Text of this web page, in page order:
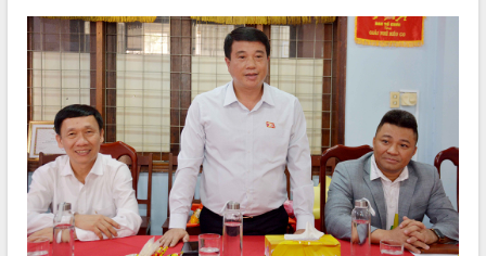
Lễ truy tặng danh hiệu “Bà Mẹ Việt
Nam Anh hùng” và trao Huân chương
Lao động
UBND tỉnh Đắk Lắk triển khai nhiệm
vụ 6 tháng cuối năm 2026
Kỳ họp thứ Hai, Hội đồng nhân dân
tỉnh khóa XI quyết nghị nhiều nội dung
quan trọng
Bí thư Tỉnh ủy Lương Nguyễn Minh
Triết thăm, tặng quà người có công với
cách mạng
ALBUM ẢNH